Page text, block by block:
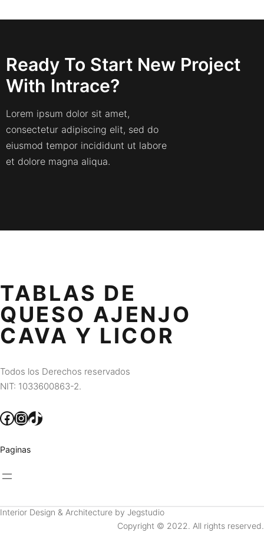
Ready To Start New Project
With Intrace?
Lorem ipsum dolor sit amet,
consectetur adipiscing elit, sed do
eiusmod tempor incididunt ut labore
et dolore magna aliqua.
TABLAS DE
QUESO AJENJO
CAVA Y LICOR
Todos los Derechos reservados
NIT: 1033600863-2.
Facebook InstagramTikTok
Paginas
Interior Design & Architecture by Jegstudio
Copyright © 2022. All rights reserved.